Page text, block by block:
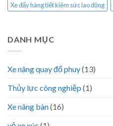
Xe đẩy hàng tiết kiệm sức lao động
DANH MỤC
Xe nâng quay đổ phuy(13)
Thủy lực công nghiệp (1)
Xe nâng bàn(16)